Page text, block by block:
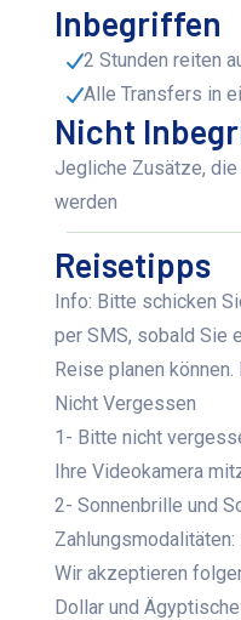
Inbegriffen
2 Stunden reiten
Alle Transfers in
Nicht
Jegliche Zusätze,
werden
Reisetipps
Info: Bitte schicken
per SMS, sobald Sie
Reise planen
Nicht Vergessen
1- Bitte nicht
Ihre Videokamera
2- Sonnenbrille und
Zahlungsmodalitäten:
Wir akzeptieren
Dollar und